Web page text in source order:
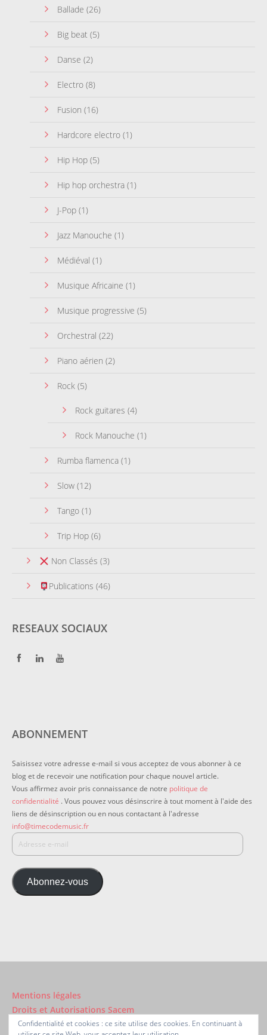
Ballade (26)
Big beat (5)
Danse (2)
Electro (8)
Fusion (16)
Hardcore electro (1)
Hip Hop (5)
Hip hop orchestra (1)
J-Pop (1)
Jazz Manouche (1)
Médiéval (1)
Musique Africaine (1)
Musique progressive (5)
Orchestral (22)
Piano aérien (2)
Rock (5)
Rock guitares (4)
Rock Manouche (1)
Rumba flamenca (1)
Slow (12)
Tango (1)
Trip Hop (6)
Non Classés (3)
Publications (46)
RESEAUX SOCIAUX
ABONNEMENT
Saisissez votre adresse e-mail si vous acceptez de vous abonner à ce
blog et de recevoir une notification pour chaque nouvel article.
Vous affirmez avoir pris connaissance de notre politique de
confidentialité . Vous pouvez vous désinscrire à tout moment à l'aide des
liens de désinscription ou en nous contactant à l'adresse
info@timecodemusic.fr
Abonnez-vous
Mentions légales
Droits et Autorisations Sacem
Confidentialité et cookies : ce site utilise des cookies. En continuant à